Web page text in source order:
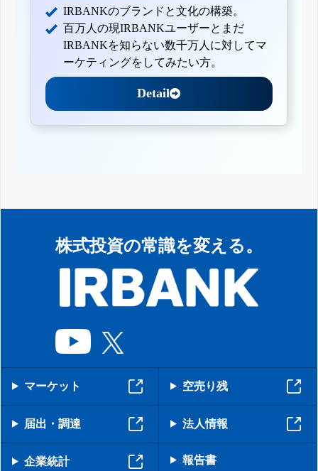
IRBANKのブランドと文化の構築。
百万人の現IRBANKユーザーとまだ
IRBANKを知らない数千万人に対してマ
ーケティングをしてみたい方。
Detail
株式投資の常識を変える。
マーケット 空売り残
届出・調達 法人情報
企業統計 報告書